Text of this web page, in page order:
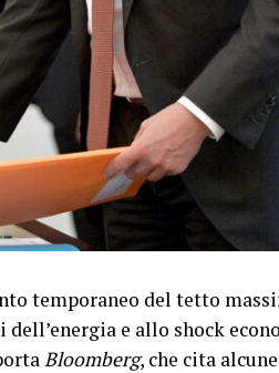
temporaneo del tetto
e allo shock
Bloomberg, che cita